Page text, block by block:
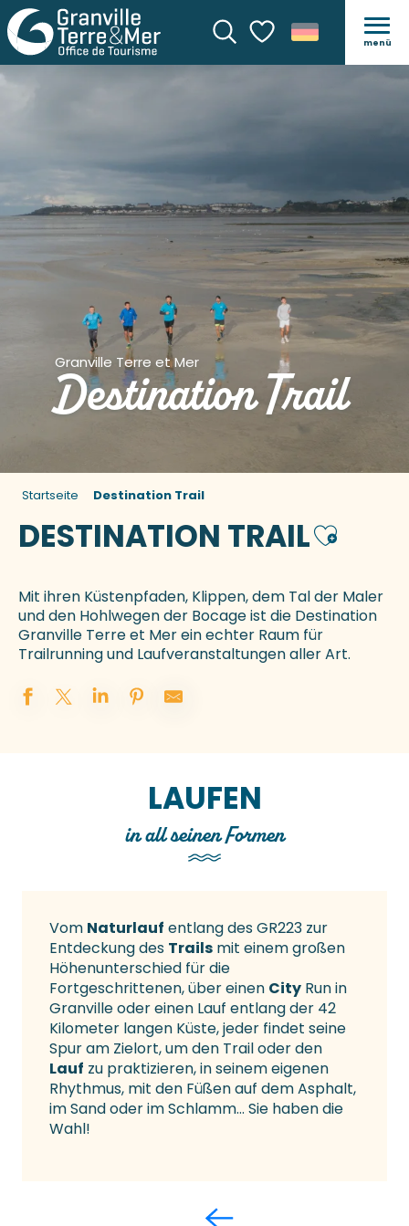
SucheVoir les favoris
menü
Granville Terre et Mer
Destination Trail
Startseite Destination Trail
DESTINATION TRAILAjouter
Mit ihren Küstenpfaden, Klippen, dem Tal der Maler
und den Hohlwegen der Bocage ist die Destination
Granville Terre et Mer ein echter Raum für
Trailrunning und Laufveranstaltungen aller Art.
LAUFEN
in all seinen Formen
Vom Naturlauf entlang des GR223 zur
Entdeckung des Trails mit einem großen
Höhenunterschied für die
Fortgeschrittenen, über einen City Run in
Granville oder einen Lauf entlang der 42
Kilometer langen Küste, jeder findet seine
Spur am Zielort, um den Trail oder den
Lauf zu praktizieren, in seinem eigenen
Rhythmus, mit den Füßen auf dem Asphalt,
im Sand oder im Schlamm… Sie haben die
Wahl!